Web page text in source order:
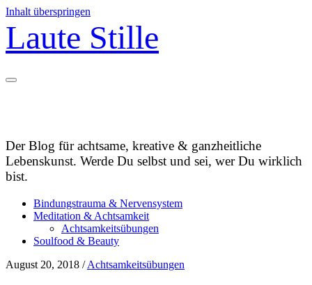
Inhalt überspringen
Laute Stille
Der Blog für achtsame, kreative & ganzheitliche
Lebenskunst. Werde Du selbst und sei, wer Du wirklich
bist.
Bindungstrauma & Nervensystem
Meditation & Achtsamkeit
Achtsamkeitsübungen
Soulfood & Beauty
August 20, 2018 /Achtsamkeitsübungen